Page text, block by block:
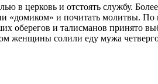
в церковь и отстоять службу.
«домиком» и почитать молитвы.
и талисманов принято
женщины солили еду мужа